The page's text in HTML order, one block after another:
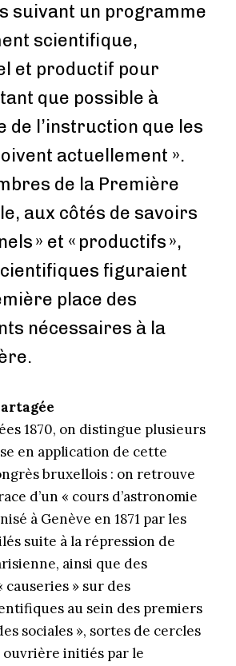
suivant un programme
scientifique,
et productif pour
que possible à
de l’instruction que les
actuellement ».
de la Première
aux côtés de savoirs
» et « productifs »,
figuraient
place des
nécessaires à la
1870, on distingue plusieurs
en application de cette
bruxellois : on retrouve
d’un « cours d’astronomie
à Genève en 1871 par les
suite à la répression de
ainsi que des
causeries » sur des
au sein des premiers
sociales », sortes de cercles
ouvrière initiés par le